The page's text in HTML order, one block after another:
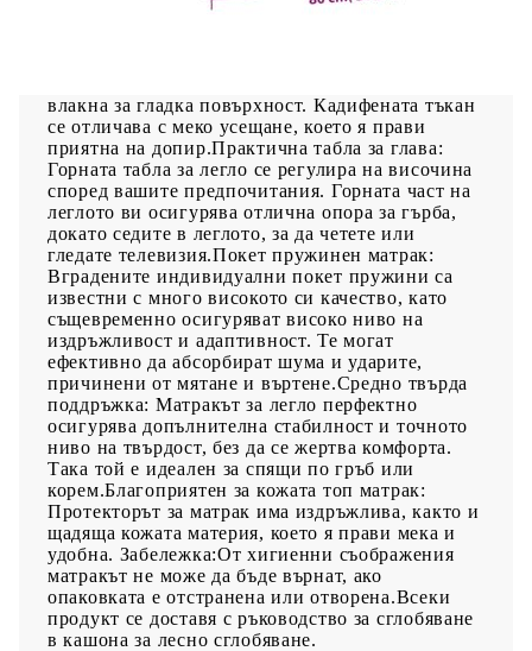
влакна за гладка повърхност. Кадифената тъкан
се отличава с меко усещане, което я прави
приятна на допир.Практична табла за глава:
Горната табла за легло се регулира на височина
според вашите предпочитания. Горната част на
леглото ви осигурява отлична опора за гърба,
докато седите в леглото, за да четете или
гледате телевизия.Покет пружинен матрак:
Вградените индивидуални покет пружини са
известни с много високото си качество, като
същевременно осигуряват високо ниво на
издръжливост и адаптивност. Те могат
ефективно да абсорбират шума и ударите,
причинени от мятане и въртене.Средно твърда
поддръжка: Матракът за легло перфектно
осигурява допълнителна стабилност и точното
ниво на твърдост, без да се жертва комфорта.
Така той е идеален за спящи по гръб или
корем.Благоприятен за кожата топ матрак:
Протекторът за матрак има издръжлива, както и
щадяща кожата материя, което я прави мека и
удобна. Забележка:От хигиенни съображения
матракът не може да бъде върнат, ако
опаковката е отстранена или отворена.Всеки
продукт се доставя с ръководство за сглобяване
в кашона за лесно сглобяване.